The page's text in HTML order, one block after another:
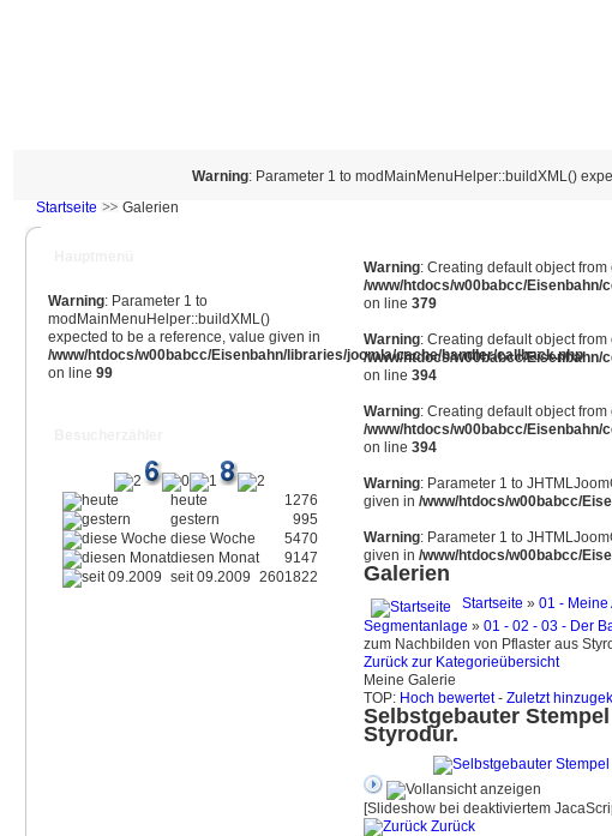
Warning: Parameter 1 to modMainMenuHelper::buildXML()
Startseite
Galerien
Warning: Parameter 1 to
modMainMenuHelper::buildXML()
expected to be a reference, value given in
/www/htdocs/w00babcc/Eisenbahn/libraries/joomla/cache/handler/callback.php
on line 99
heute
1276
gestern
995
diese Woche
5470
diesen Monat
9147
seit 09.2009 2601822
Warning: Creating default object from
/www/htdocs/w00babcc/
on line 379
Warning: Creating default object from
/www/htdocs/w00babcc/
on line 394
Warning: Creating default object from
/www/htdocs/w00babcc/
on line 394
Warning: Parameter 1 to
given in /www/htdocs/w00babcc/
Warning: Parameter 1 to
given in /www/htdocs/w00babcc/
Galerien
Startseite » 01 - Meine
Segmentanlage » 01 - 02 - 03 - Der
zum Nachbilden von Pflaster aus
Zurück zur Kategorieübersicht
Meine Galerie
TOP: Hoch bewertet- Zuletzt
Selbstgebauter
Styrodur.
[Slideshow bei deaktiviertem
Zurück